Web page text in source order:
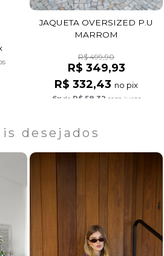
JAQUETA OVERSIZED P.U
MARROM
R$ 499,90
R$ 349,93
R$ 332,43 no pix
6xde R$ 58,32 sem juros
desejados